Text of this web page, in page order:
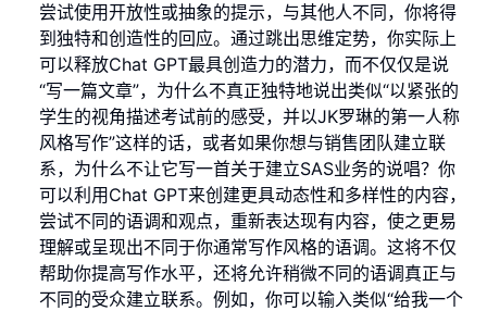
尝试使用开放性或抽象的提示，与其他人不同，你将得
到独特和创造性的回应。通过跳出思维定势，你实际上
可以释放Chat GPT最具创造力的潜力，而不仅仅是说
“写一篇文章”，为什么不真正独特地说出类似“以紧张的
学生的视角描述考试前的感受，并以JK罗琳的第一人称
风格写作”这样的话，或者如果你想与销售团队建立联
系，为什么不让它写一首关于建立SAS业务的说唱？你
可以利用Chat GPT来创建更具动态性和多样性的内容，
尝试不同的语调和观点，重新表达现有内容，使之更易
理解或呈现出不同于你通常写作风格的语调。这将不仅
帮助你提高写作水平，还将允许稍微不同的语调真正与
不同的受众建立联系。例如，你可以输入类似“给我一个